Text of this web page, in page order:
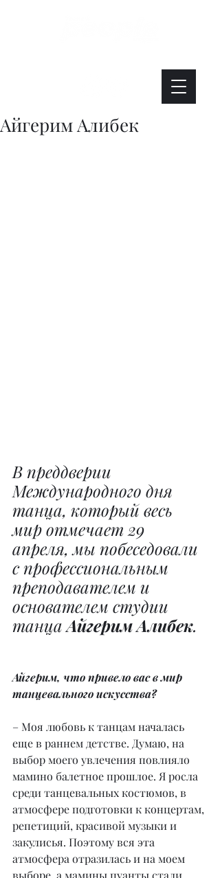
Айгерим Алибек
В преддверии
Международного дня
танца, который весь
мир отмечает 29
апреля, мы побеседовали
с профессиональным
преподавателем и
основателем студии
танца Айгерим Алибек.
Айгерим, что привело вас в мир
танцевального искусства?
– Моя любовь к танцам началась
еще в раннем детстве. Думаю, на
выбор моего увлечения повлияло
мамино балетное прошлое. Я росла
среди танцевальных костюмов, в
атмосфере подготовки к концертам,
репетиций, красивой музыки и
закулисья. Поэтому вся эта
атмосфера отразилась и на моем
выборе, а мамины пуанты стали